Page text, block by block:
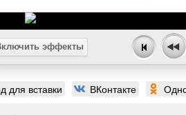
эффекты
для вставки ВКонтакте